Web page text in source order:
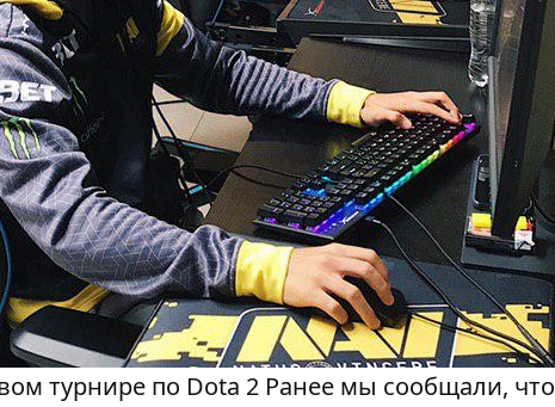
турнире по Dota 2 Ранее мы сообщали, что